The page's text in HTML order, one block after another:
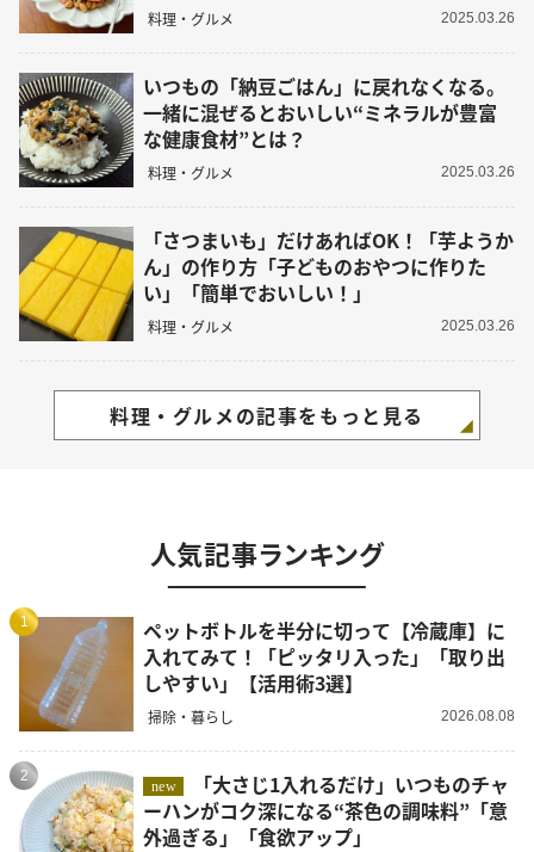
料理・グルメ 2025.03.26
いつもの「納豆ごはん」に戻れなくなる。
一緒に混ぜるとおいしい“ミネラルが豊富
な健康食材”とは？
料理・グルメ 2025.03.26
「さつまいも」だけあればOK！「芋ようか
ん」の作り方「子どものおやつに作りた
い」「簡単でおいしい！」
料理・グルメ 2025.03.26
料理・グルメの記事をもっと見る
人気記事ランキング
1
ペットボトルを半分に切って【冷蔵庫】に
入れてみて！「ピッタリ入った」「取り出
しやすい」【活用術3選】
掃除・暮らし 2026.08.08
2
new
ーハンがコク深になる“茶色の調味料”「意
外過ぎる」「食欲アップ」